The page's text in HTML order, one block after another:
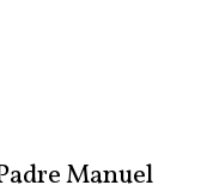
Manuel